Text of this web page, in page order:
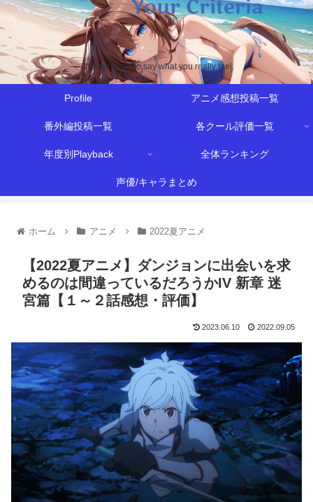
Never afraid to say what you really feel.
Profile アニメ感想投稿一覧
番外編投稿一覧 各クール評価一覧
年度別Playback 全体ランキング
声優/キャラまとめ
ホーム アニメ 2022夏アニメ
【2022夏アニメ】ダンジョンに出会いを求
めるのは間違っているだろうかIV 新章 迷
宮篇【１～２話感想・評価】
2023.06.10 2022.09.05